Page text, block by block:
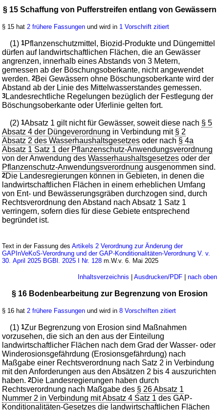
§ 15 Schaffung von Pufferstreifen entlang von Gewässern
§ 15 hat 2 frühere Fassungen und wird in 1 Vorschrift zitiert
(1)1Pflanzenschutzmittel, Biozid-Produkte und Düngemittel
dürfen auf landwirtschaftlichen Flächen, die an Gewässer
angrenzen, innerhalb eines Abstands von 3 Metern,
gemessen ab der Böschungsoberkante, nicht angewendet
werden.2Bei Gewässern ohne Böschungsoberkante wird der
Abstand ab der Linie des Mittelwasserstandes gemessen.
3 Landesrechtliche Regelungen bezüglich der Festlegung der
Böschungsoberkante oder Uferlinie gelten fort.
(2)1Absatz 1 gilt nicht für Gewässer, soweit diese nach § 5
Absatz 4 der Düngeverordnung in Verbindung mit § 2
Absatz 2 des Wasserhaushaltsgesetzes oder nach § 4a
Absatz 1 Satz 1 der Pflanzenschutz-Anwendungsverordnung
von der Anwendung desWasserhaushaltsgesetzes oder der
Pflanzenschutz-Anwendungsverordnung ausgenommen sind.
2Die Landesregierungen können in Gebieten, in denen die
landwirtschaftlichen Flächen in einem erheblichen Umfang
von Ent- und Bewässerungsgräben durchzogen sind, durch
Rechtsverordnung den Abstand nach Absatz 1 Satz 1
verringern, sofern dies für diese Gebiete entsprechend
begründet ist.
Text in der Fassung desArtikels 2 Verordnung zur Änderung der
GAPInVeKoS-Verordnung und der GAP-Konditionalitäten-Verordnung V. v.
30. April 2025 BGBl. 2025 I Nr. 128 m.W.v. 6. Mai 2025
Inhaltsverzeichnis Ausdrucken/PDF| nach oben
§ 16 Bodenbearbeitung zur Begrenzung von Erosion
§ 16 hat 2 frühere Fassungen und wird in8 Vorschriften zitiert
(1)1Zur Begrenzung von Erosion sind Maßnahmen
vorzusehen, die sich an den aus der Einteilung
landwirtschaftlicher Flächen nach dem Grad der Wasser- oder
Winderosionsgefährdung (Erosionsgefährdung) nach
Maßgabe einer Rechtsverordnung nach Satz 2 in Verbindung
mit den Anforderungen aus den Absätzen 2 bis 4 auszurichten
haben.2Die Landesregierungen haben durch
Rechtsverordnung nach Maßgabe des § 26 Absatz 1
Nummer 2 in Verbindung mit Absatz 4 Satz 1 des GAP-
Konditionalitäten-Gesetzes die landwirtschaftlichen Flächen